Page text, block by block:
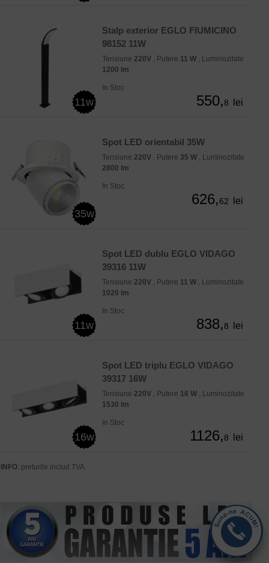
11w
Stalp exterior EGLO FIUMICINO
98152 11W
Tensiune 220V , Putere 11 W , Luminozitate
1200 lm
In Stoc
550,8 lei
35w
Spot LED orientabil 35W
Tensiune 220V , Putere 35 W , Luminozitate
2800 lm
In Stoc
626,62 lei
11w
Spot LED dublu EGLO VIDAGO
39316 11W
Tensiune 220V , Putere 11 W , Luminozitate
1020 lm
In Stoc
838,8 lei
16w
Spot LED triplu EGLO VIDAGO
39317 16W
Tensiune 220V , Putere 16 W , Luminozitate
1530 lm
In Stoc
1126,8 lei
INFO: preturile includ TVA